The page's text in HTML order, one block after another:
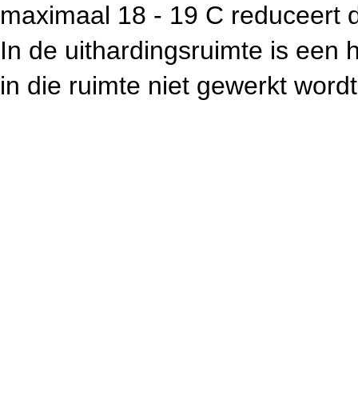
maximaal 18 - 19 C reduceert
In de uithardingsruimte is een
in die ruimte niet gewerkt